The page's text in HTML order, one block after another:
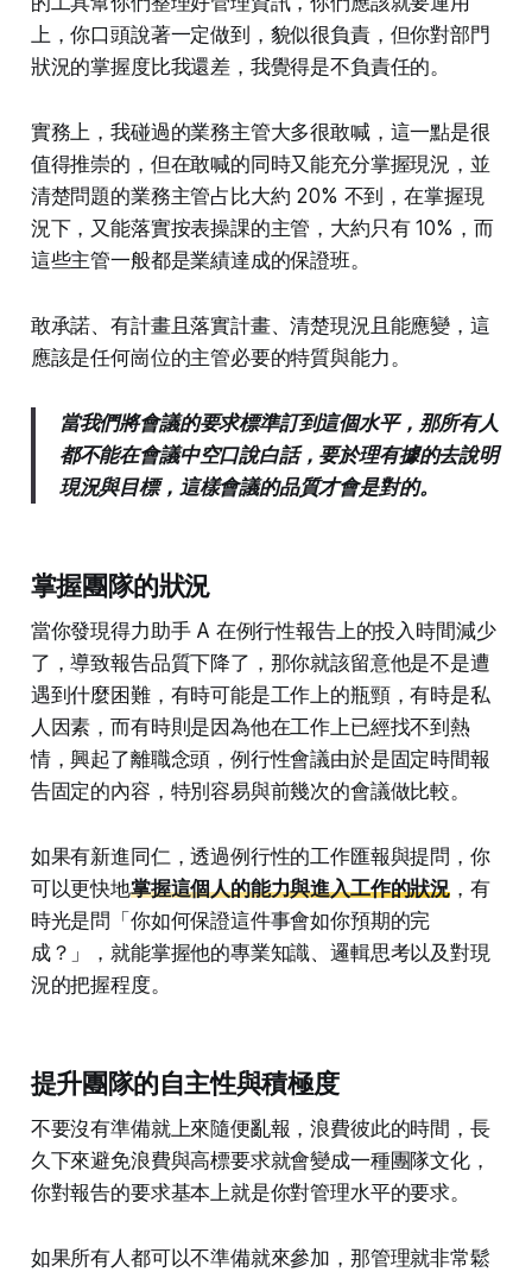
上，你口頭說著一定做到，貌似很負責，但你對部門
狀況的掌握度比我還差，我覺得是不負責任的。
實務上，我碰過的業務主管大多很敢喊，這一點是很
值得推崇的，但在敢喊的同時又能充分掌握現況，並
清楚問題的業務主管占比大約 20% 不到，在掌握現
況下，又能落實按表操課的主管，大約只有 10%，而
這些主管一般都是業績達成的保證班。
敢承諾、有計畫且落實計畫、清楚現況且能應變，這
應該是任何崗位的主管必要的特質與能力。
當我們將會議的要求標準訂到這個水平，那所有人
都不能在會議中空口說白話，要於理有據的去說明
現況與目標，這樣會議的品質才會是對的。
掌握團隊的狀況
當你發現得力助手 A 在例行性報告上的投入時間減少
了，導致報告品質下降了，那你就該留意他是不是遭
遇到什麼困難，有時可能是工作上的瓶頸，有時是私
人因素，而有時則是因為他在工作上已經找不到熱
情，興起了離職念頭，例行性會議由於是固定時間報
告固定的內容，特別容易與前幾次的會議做比較。
如果有新進同仁，透過例行性的工作匯報與提問，你
可以更快地掌握這個人的能力與進入工作的狀況 ，有
時光是問「你如何保證這件事會如你預期的完
成？」，就能掌握他的專業知識、邏輯思考以及對現
況的把握程度。
提升團隊的自主性與積極度
不要沒有準備就上來隨便亂報，浪費彼此的時間，長
久下來避免浪費與高標要求就會變成一種團隊文化，
你對報告的要求基本上就是你對管理水平的要求。
如果所有人都可以不準備就來參加，那管理就非常鬆